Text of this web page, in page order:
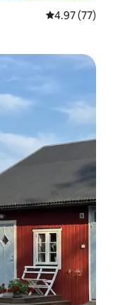
平均评分
4.97 (77)